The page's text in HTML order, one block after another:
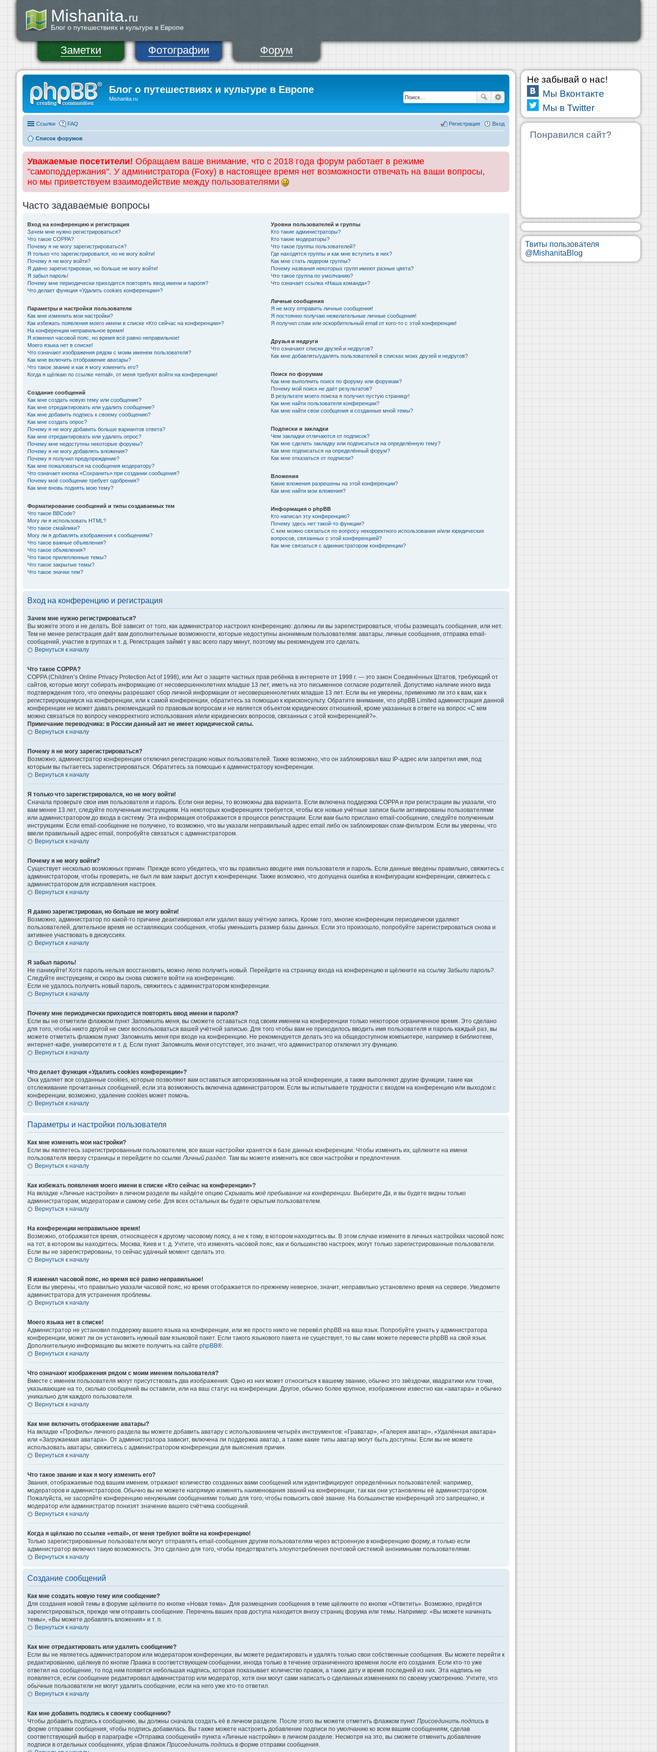
Mishanita.ru
Блог о путешествиях и культуре в Европе
Заметки Фотографии Форум
Блог о путешествиях и культуре в Европе
Mishanita.ru
Ссылки FAQ Вход
Регистрация
Список форумов
Уважаемые посетители! Обращаем ваше внимание, что с 2018 года форум работает в режиме
"самоподдержания". У администратора (Foxy) в настоящее время нет возможности отвечать на ваши вопросы,
но мы приветствуем взаимодействие между пользователями
Часто задаваемые вопросы
Вход на конференцию и регистрация
Зачем мне нужно регистрироваться?
Что такое COPPA?
Почему я не могу зарегистрироваться?
Я только что зарегистрировался, но не могу войти!
Почему я не могу войти?
Я давно зарегистрирован, но больше не могу войти!
Я забыл пароль!
Почему мне периодически приходится повторять ввод имени и пароля?
Что делает функция «Удалить cookies конференции»?
Параметры и настройки пользователя
Как мне изменить мои настройки?
Как избежать появления моего имени в списке «Кто сейчас на конференции»?
На конференции неправильное время!
Я изменил часовой пояс, но время всё равно неправильное!
Моего языка нет в списке!
Что означают изображения рядом с моим именем пользователя?
Как мне включить отображение аватары?
Что такое звание и как я могу изменить его?
Когда я щёлкаю по ссылке «email», от меня требуют войти на конференцию!
Создание сообщений
Как мне создать новую тему или сообщение?
Как мне отредактировать или удалить сообщение?
Как мне добавить подпись к своему сообщению?
Как мне создать опрос?
Почему я не могу добавить больше вариантов ответа?
Как мне отредактировать или удалить опрос?
Почему мне недоступны некоторые форумы?
Почему я не могу добавлять вложения?
Почему я получил предупреждение?
Как мне пожаловаться на сообщения модератору?
Что означает кнопка «Сохранить» при создании сообщения?
Почему моё сообщение требует одобрения?
Как мне вновь поднять мою тему?
Форматирование сообщений и типы создаваемых тем
Что такое BBCode?
Могу ли я использовать HTML?
Что такое смайлики?
Могу ли я добавлять изображения к сообщениям?
Что такое важные объявления?
Что такое объявления?
Что такое прилепленные темы?
Что такое закрытые темы?
Что такое значки тем?
Уровни пользователей и группы
Кто такие администраторы?
Кто такие модераторы?
Что такое группы пользователей?
Где находятся группы и как мне вступить в них?
Как мне стать лидером группы?
Почему названия некоторых групп имеют разные цвета?
Что такое группа по умолчанию?
Что означает ссылка «Наша команда»?
Личные сообщения
Я не могу отправить личные сообщения!
Я постоянно получаю нежелательные личные сообщения!
Я получил спам или оскорбительный email от кого-то с этой конференции!
Друзья и недруги
Что означают списки друзей и недругов?
Как мне добавлять/удалять пользователей в списках моих друзей и недругов?
Поиск по форумам
Как мне выполнить поиск по форуму или форумам?
Почему мой поиск не даёт результатов?
В результате моего поиска я получил пустую страницу!
Как мне найти пользователя конференции?
Как мне найти свои сообщения и созданные мной темы?
Подписки и закладки
Чем закладки отличаются от подписок?
Как мне сделать закладку или подписаться на определённую тему?
Как мне подписаться на определённый форум?
Как мне отказаться от подписки?
Вложения
Какие вложения разрешены на этой конференции?
Как мне найти мои вложения?
Информация о phpBB
Кто написал эту конференцию?
Почему здесь нет такой-то функции?
С кем можно связаться по вопросу некорректного использования и/или юридических
вопросов, связанных с этой конференцией?
Как мне связаться с администратором конференции?
Вход на конференцию и регистрация
Зачем мне нужно регистрироваться?
Вы можете этого и не делать. Всё зависит от того, как администратор настроил конференцию: должны ли вы зарегистрироваться, чтобы размещать сообщения, или нет.
Тем не менее регистрация даёт вам дополнительные возможности, которые недоступны анонимным пользователям: аватары, личные сообщения, отправка email-
сообщений, участие в группах и т. д. Регистрация займёт у вас всего пару минут, поэтому мы рекомендуем это сделать.
Вернуться к началу
Что такое COPPA?
COPPA (Children’s Online Privacy Protection Act of 1998), или Акт о защите частных прав ребёнка в интернете от 1998 г. — это закон Соединённых Штатов, требующий от
сайтов, которые могут собирать информацию от несовершеннолетних младше 13 лет, иметь на это письменное согласие родителей. Допустимо наличие иного вида
подтверждения того, что опекуны разрешают сбор личной информации от несовершеннолетних младше 13 лет. Если вы не уверены, применимо ли это к вам, как к
регистрирующемуся на конференции, или к самой конференции, обратитесь за помощью к юрисконсульту. Обратите внимание, что phpBB Limited администрация данной
конференции не может давать рекомендаций по правовым вопросам и не является объектом юридических отношений, кроме указанных в ответе на вопрос «С кем
можно связаться по вопросу некорректного использования и/или юридических вопросов, связанных с этой конференцией?».
Примечание переводчика: в России данный акт не имеет юридической силы.
Вернуться к началу
Почему я не могу зарегистрироваться?
Возможно, администратор конференции отключил регистрацию новых пользователей. Также возможно, что он заблокировал ваш IP-адрес или запретил имя, под
которым вы пытаетесь зарегистрироваться. Обратитесь за помощью к администратору конференции.
Вернуться к началу
Я только что зарегистрировался, но не могу войти!
Сначала проверьте свои имя пользователя и пароль. Если они верны, то возможны два варианта. Если включена поддержка COPPA и при регистрации вы указали, что
вам менее 13 лет, следуйте полученным инструкциям. На некоторых конференциях требуется, чтобы все новые учётные записи были активированы пользователями
или администратором до входа в систему. Эта информация отображается в процессе регистрации. Если вам было прислано email-сообщение, следуйте полученным
инструкциям. Если email-сообщение не получено, то возможно, что вы указали неправильный адрес email либо он заблокирован спам-фильтром. Если вы уверены, что
ввели правильный адрес email, попробуйте связаться с администратором.
Вернуться к началу
Почему я не могу войти?
Существует несколько возможных причин. Прежде всего убедитесь, что вы правильно вводите имя пользователя и пароль. Если данные введены правильно, свяжитесь с
администратором, чтобы проверить, не был ли вам закрыт доступ к конференции. Также возможно, что допущена ошибка в конфигурации конференции, свяжитесь с
администратором для исправления настроек.
Вернуться к началу
Я давно зарегистрирован, но больше не могу войти!
Возможно, администратор по какой-то причине деактивировал или удалил вашу учётную запись. Кроме того, многие конференции периодически удаляют
пользователей, длительное время не оставляющих сообщения, чтобы уменьшить размер базы данных. Если это произошло, попробуйте зарегистрироваться снова и
активнее участвовать в дискуссиях.
Вернуться к началу
Я забыл пароль!
Не паникуйте! Хотя пароль нельзя восстановить, можно легко получить новый. Перейдите на страницу входа на конференцию и щёлкните на ссылку Забыли пароль?
Следуйте инструкциям, и скоро вы снова сможете войти на конференцию.
Если не удалось получить новый пароль, свяжитесь с администратором конференции.
Вернуться к началу
Почему мне периодически приходится повторять ввод имени и пароля?
Если вы не отметили флажком пункт Запомнить меня , вы сможете оставаться под своим именем на конференции только некоторое ограниченное время. Это сделано
для того, чтобы никто другой не смог воспользоваться вашей учётной записью. Для того чтобы вам не приходилось вводить имя пользователя и пароль каждый раз, вы
можете отметить флажком пункт Запомнить меня при входе на конференцию. Не рекомендуется делать это на общедоступном компьютере, например в библиотеке,
интернет-кафе, университете и т. д. Если пункт Запомнить меня отсутствует, это значит, что администратор отключил эту функцию.
Вернуться к началу
Что делает функция «Удалить cookies конференции»?
Она удаляет все созданные cookies, которые позволяют вам оставаться авторизованным на этой конференции, а также выполняют другие функции, такие как
отслеживание прочитанных сообщений, если эта возможность включена администратором. Если вы испытываете трудности с входом на конференцию или выходом с
конференции, возможно, удаление cookies может помочь.
Вернуться к началу
Параметры и настройки пользователя
Как мне изменить мои настройки?
Если вы являетесь зарегистрированным пользователем, все ваши настройки хранятся в базе данных конференции. Чтобы изменить их, щёлкните на имени
пользователя вверху страницы и перейдите по ссылке Личный раздел . Там вы можете изменить все свои настройки и предпочтения.
Вернуться к началу
Как избежать появления моего имени в списке «Кто сейчас на конференции»?
На вкладке «Личные настройки» в личном разделе вы найдёте опцию Скрывать моё пребывание на конференции . Выберите Да , и вы будете видны только
администраторам, модераторам и самому себе. Для всех остальных вы будете скрытым пользователем.
Вернуться к началу
На конференции неправильное время!
Возможно, отображается время, относящееся к другому часовому поясу, а не к тому, в котором находитесь вы. В этом случае измените в личных настройках часовой пояс
на тот, в котором вы находитесь: Москва, Киев и т. д. Учтите, что изменять часовой пояс, как и большинство настроек, могут только зарегистрированные пользователи.
Если вы не зарегистрированы, то сейчас удачный момент сделать это.
Вернуться к началу
Я изменил часовой пояс, но время всё равно неправильное!
Если вы уверены, что правильно указали часовой пояс, но время отображается по-прежнему неверное, значит, неправильно установлено время на сервере. Уведомите
администратора для устранения проблемы.
Вернуться к началу
Моего языка нет в списке!
Администратор не установил поддержку вашего языка на конференции, или же просто никто не перевёл phpBB на ваш язык. Попробуйте узнать у администратора
конференции, может ли он установить нужный вам языковой пакет. Если такого языкового пакета не существует, то вы сами можете перевести phpBB на свой язык.
Дополнительную информацию вы можете получить на сайте phpBB®.
Вернуться к началу
Что означают изображения рядом с моим именем пользователя?
Вместе с именем пользователя могут присутствовать два изображения. Одно из них может относиться к вашему званию, обычно это звёздочки, квадратики или точки,
указывающие на то, сколько сообщений вы оставили, или на ваш статус на конференции. Другое, обычно более крупное, изображение известно как «аватара» и обычно
уникально для каждого пользователя.
Вернуться к началу
Как мне включить отображение аватары?
На вкладке «Профиль» личного раздела вы можете добавить аватару с использованием четырёх инструментов: «Граватар», «Галерея аватар», «Удалённая аватара»
или «Загружаемая аватара». От администратора зависит, включена ли поддержка аватар, а также какие типы аватар могут быть доступны. Если вы не можете
использовать аватары, свяжитесь с администратором конференции для выяснения причин.
Вернуться к началу
Что такое звание и как я могу изменить его?
Звания, отображаемые под вашим именем, отражают количество созданных вами сообщений или идентифицируют определённых пользователей: например,
модераторов и администраторов. Обычно вы не можете напрямую изменять наименования званий на конференции, так как они установлены её администратором.
Пожалуйста, не засоряйте конференцию ненужными сообщениями только для того, чтобы повысить своё звание. На большинстве конференций это запрещено, и
модератор или администратор понизят значение вашего счётчика сообщений.
Вернуться к началу
Когда я щёлкаю по ссылке «email», от меня требуют войти на конференцию!
Только зарегистрированные пользователи могут отправлять email-сообщения другим пользователям через встроенную в конференцию форму, и только если
администратор включил такую возможность. Это сделано для того, чтобы предотвратить злоупотребления почтовой системой анонимными пользователями.
Вернуться к началу
Создание сообщений
Как мне создать новую тему или сообщение?
Для создания новой темы в форуме щёлкните по кнопке «Новая тема». Для размещения сообщения в теме щёлкните по кнопке «Ответить». Возможно, придётся
зарегистрироваться, прежде чем отправить сообщение. Перечень ваших прав доступа находится внизу страниц форума или темы. Например: «Вы можете начинать
темы», «Вы можете добавлять вложения» и т. п.
Вернуться к началу
Как мне отредактировать или удалить сообщение?
Если вы не являетесь администратором или модератором конференции, вы можете редактировать и удалять только свои собственные сообщения. Вы можете перейти к
редактированию, щёлкнув по кнопке Правка в соответствующем сообщении, иногда только в течение ограниченного времени после его создания. Если кто-то уже
ответил на сообщение, то под ним появится небольшая надпись, которая показывает количество правок, а также дату и время последней из них. Эта надпись не
появляется, если сообщение редактировал администратор или модератор, хотя они могут сами написать о сделанных изменениях по своему усмотрению. Учтите, что
обычные пользователи не могут удалить сообщение, если на него уже кто-то ответил.
Вернуться к началу
Как мне добавить подпись к своему сообщению?
Чтобы добавить подпись к сообщению, вы должны сначала создать её в личном разделе. После этого вы можете отметить флажком пункт Присоединить подпись в
форме отправки сообщения, чтобы подпись добавилась. Вы также можете настроить добавление подписи по умолчанию ко всем вашим сообщениям, сделав
соответствующий выбор в параграфе «Отправка сообщений» пункта «Личные настройки» в личном разделе. Несмотря на это, вы сможете отменить добавление
подписи в отдельных сообщениях, убрав флажок Присоединить подпись в форме отправки сообщения.
Не забывай о нас!
Мы Вконтакте
Мы в Twitter
Понравился сайт?
Твиты пользователя
@MishanitaBlog